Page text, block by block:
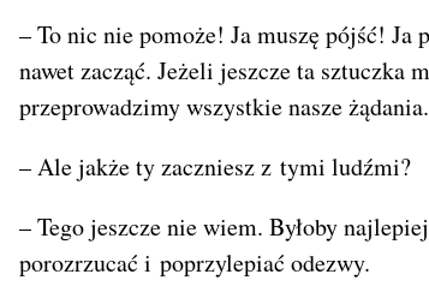
– To nic nie pomoże! Ja muszę pójść! Ja
nawet zacząć. Jeżeli jeszcze ta sztuczka
przeprowadzimy wszystkie nasze żądania.
– Ale jakże ty zaczniesz z tymi ludźmi?
– Tego jeszcze nie wiem. Byłoby
porozrzucać i poprzylepiać odezwy.